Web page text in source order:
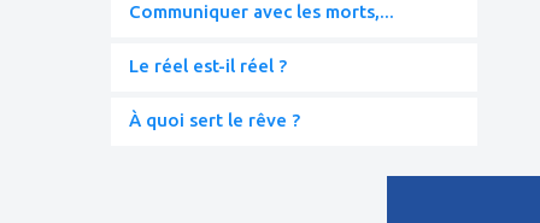
Communiquer avec les morts,...
Le réel est-il réel ?
À quoi sert le rêve ?